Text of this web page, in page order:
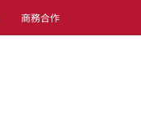
商務合作